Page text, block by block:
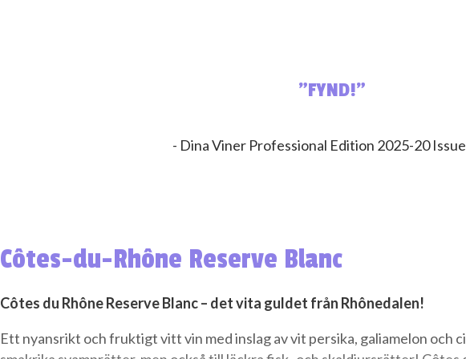
”FYND!”
- Dina Viner Professional Edition 2025-20
Côtes-du-Rhône Reserve Blanc
Côtes du Rhône Reserve Blanc – det vita guldet från Rhônedalen!
Ett nyansrikt och fruktigt vitt vin med inslag av vit persika, galiamelon och